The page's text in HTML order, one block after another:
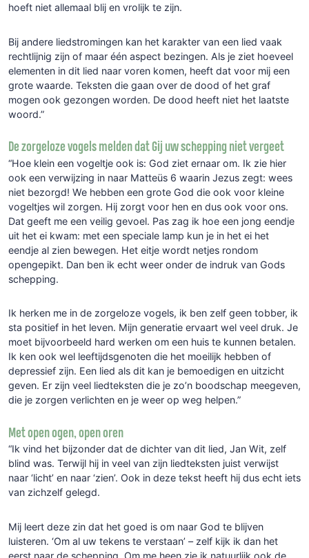
hoeft niet allemaal blij en vrolijk te zijn.
Bij andere liedstromingen kan het karakter van een lied vaak
rechtlijnig zijn of maar één aspect bezingen. Als je ziet hoeveel
elementen in dit lied naar voren komen, heeft dat voor mij een
grote waarde. Teksten die gaan over de dood of het graf
mogen ook gezongen worden. De dood heeft niet het laatste
woord.”
De zorgeloze vogels melden dat Gij uw schepping niet vergeet
“Hoe klein een vogeltje ook is: God ziet ernaar om. Ik zie hier
ook een verwijzing in naar Matteüs 6 waarin Jezus zegt: wees
niet bezorgd! We hebben een grote God die ook voor kleine
vogeltjes wil zorgen. Hij zorgt voor hen en dus ook voor ons.
Dat geeft me een veilig gevoel. Pas zag ik hoe een jong eendje
uit het ei kwam: met een speciale lamp kun je in het ei het
eendje al zien bewegen. Het eitje wordt netjes rondom
opengepikt. Dan ben ik echt weer onder de indruk van Gods
schepping.
Ik herken me in de zorgeloze vogels, ik ben zelf geen tobber, ik
sta positief in het leven. Mijn generatie ervaart wel veel druk. Je
moet bijvoorbeeld hard werken om een huis te kunnen betalen.
Ik ken ook wel leeftijdsgenoten die het moeilijk hebben of
depressief zijn. Een lied als dit kan je bemoedigen en uitzicht
geven. Er zijn veel liedteksten die je zo’n boodschap meegeven,
die je zorgen verlichten en je weer op weg helpen.”
Met open ogen, open oren
“Ik vind het bijzonder dat de dichter van dit lied, Jan Wit, zelf
blind was. Terwijl hij in veel van zijn liedteksten juist verwijst
naar ‘licht’ en naar ‘zien’. Ook in deze tekst heeft hij dus echt iets
van zichzelf gelegd.
Mij leert deze zin dat het goed is om naar God te blijven
luisteren. ‘Om al uw tekens te verstaan’ – zelf kijk ik dan het
eerst naar de schepping. Om me heen zie ik natuurlijk ook de